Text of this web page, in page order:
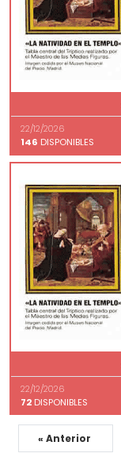
22/12/2026
146 DISPONIBLES
22/12/2026
72 DISPONIBLES
« Anterior